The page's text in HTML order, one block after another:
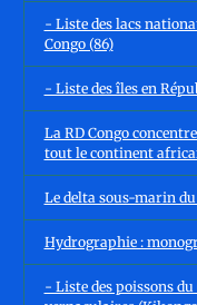
- Liste des lacs
Congo (86)
- Liste des îles en
La RD Congo
tout le continent
Le delta sous-marin
Hydrographie :
- Liste des poissons